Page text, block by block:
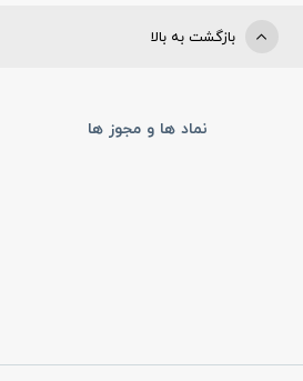
بازگشت به بالا
نماد ها و مجوز ها